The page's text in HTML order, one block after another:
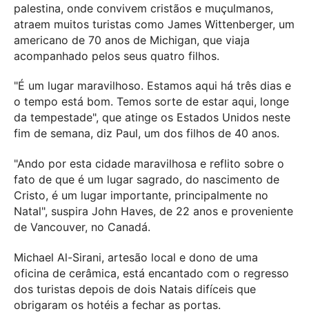
palestina, onde convivem cristãos e muçulmanos,
atraem muitos turistas como James Wittenberger, um
americano de 70 anos de Michigan, que viaja
acompanhado pelos seus quatro filhos.
"É um lugar maravilhoso. Estamos aqui há três dias e
o tempo está bom. Temos sorte de estar aqui, longe
da tempestade", que atinge os Estados Unidos neste
fim de semana, diz Paul, um dos filhos de 40 anos.
"Ando por esta cidade maravilhosa e reflito sobre o
fato de que é um lugar sagrado, do nascimento de
Cristo, é um lugar importante, principalmente no
Natal", suspira John Haves, de 22 anos e proveniente
de Vancouver, no Canadá.
Michael Al-Sirani, artesão local e dono de uma
oficina de cerâmica, está encantado com o regresso
dos turistas depois de dois Natais difíceis que
obrigaram os hotéis a fechar as portas.